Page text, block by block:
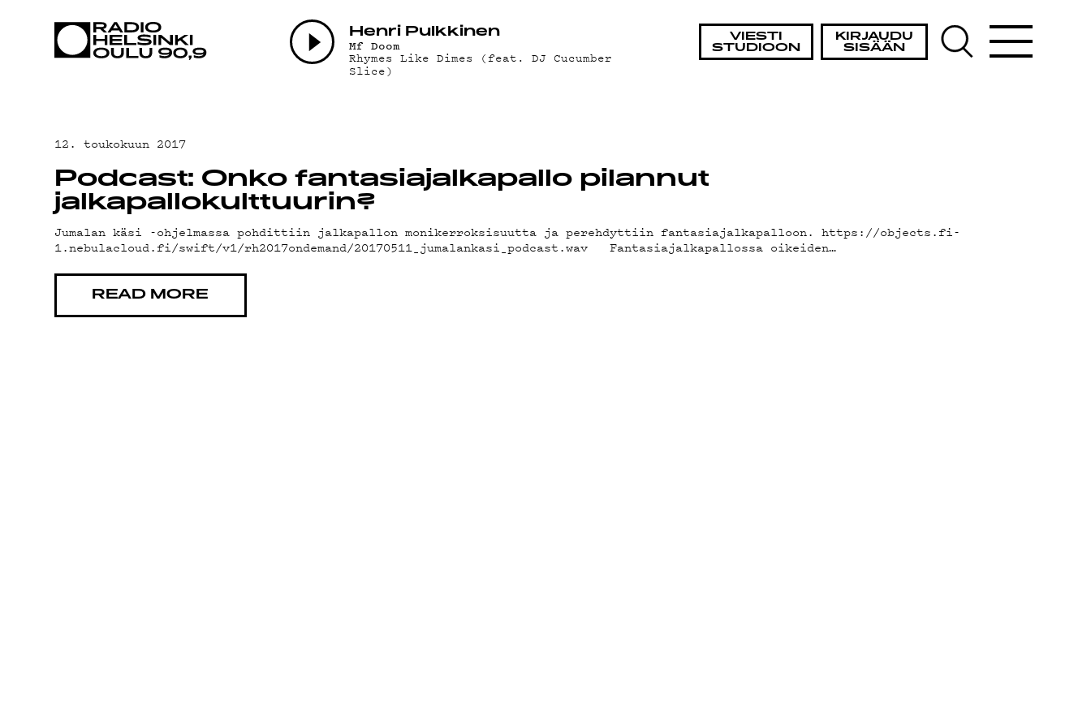
VIESTI
STUDIOON
KIRJAUDU
SISÄÄN
Henri Pulkkinen
Mf Doom
Rhymes Like Dimes (feat. DJ Cucumber
Slice)
AJANKOHTAISTA
TEKIJÄT
ON-DEMAND
PODCAST
MAINOSTA
12. toukokuun 2017
Podcast: Onko fantasiajalkapallo pilannut
jalkapallokulttuurin?
Jumalan käsi -ohjelmassa pohdittiin jalkapallon monikerroksisuutta ja perehdyttiin fantasiajalkapalloon. https://objects.fi-
1.nebulacloud.fi/swift/v1/rh2017ondemand/20170511_jumalankasi_podcast.wav Fantasiajalkapallossa oikeiden…
READ MORE